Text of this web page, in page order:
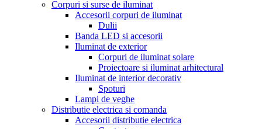
Corpuri si surse de iluminat
Accesorii corpuri de iluminat
Dulii
Banda LED si accesorii
Iluminat de exterior
Corpuri de iluminat solare
Proiectoare si iluminat arhitectural
Iluminat de interior decorativ
Spoturi
Lampi de veghe
Distributie electrica si comanda
Accesorii distributie electrica